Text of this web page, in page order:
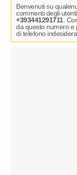
Benvenuti su
commenti degli
+393441291711.
da questo numero e
di telefono